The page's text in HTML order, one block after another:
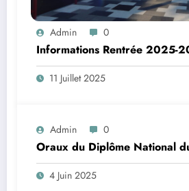
Admin 0
Informations Rentrée 2025-
11 Juillet 2025
Admin 0
Oraux du Diplôme National
4 Juin 2025